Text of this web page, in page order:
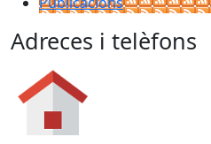
Adreces i telèfons